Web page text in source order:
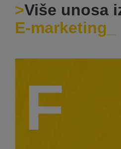
Više unosa
E-marketing
F